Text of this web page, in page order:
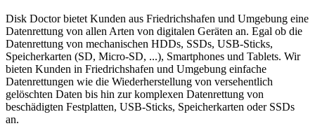
Disk Doctor bietet Kunden aus Friedrichshafen und Umgebung eine
Datenrettung von allen Arten von digitalen Geräten an. Egal ob die
Datenrettung von mechanischen HDDs, SSDs, USB-Sticks,
Speicherkarten (SD, Micro-SD, ...), Smartphones und Tablets. Wir
bieten Kunden in Friedrichshafen und Umgebung einfache
Datenrettungen wie die Wiederherstellung von versehentlich
gelöschten Daten bis hin zur komplexen Datenrettung von
beschädigten Festplatten, USB-Sticks, Speicherkarten oder SSDs
an.